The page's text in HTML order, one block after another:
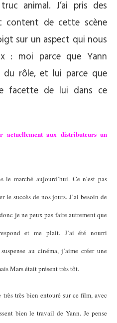
animal. J’ai pris des
content de cette scène
sur un aspect qui nous
: moi parce que Yann
du rôle, et lui parce que
facette de lui dans ce
actuellement aux distributeurs un
marché aujourd’hui. Ce n’est pas
le succès de nos jours. J’ai besoin de
je ne peux pas faire autrement que
et me plait. J’ai été nourri
au cinéma, j’aime créer une
Mars était présent très tôt.
très très bien entouré sur ce film, avec
bien le travail de Yann. Je pense